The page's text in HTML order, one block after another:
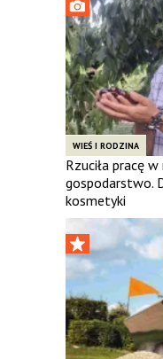
WIEŚ I RODZINA
Rzuciła pracę
gospodarstwo.
kosmetyki